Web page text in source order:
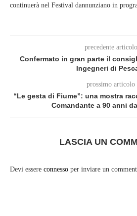
continuerà nel Festival dannunziano in
precedente articolo
Confermato in gran parte il
Ingegneri di
prossimo articolo
“Le gesta di Fiume”: una mostra
Comandante a 90 anni
LASCIA UN
Devi essere connesso per inviare un